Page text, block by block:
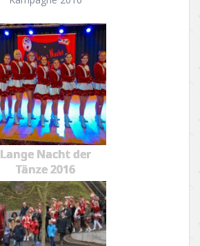
Lange Nacht der
Tänze 2016